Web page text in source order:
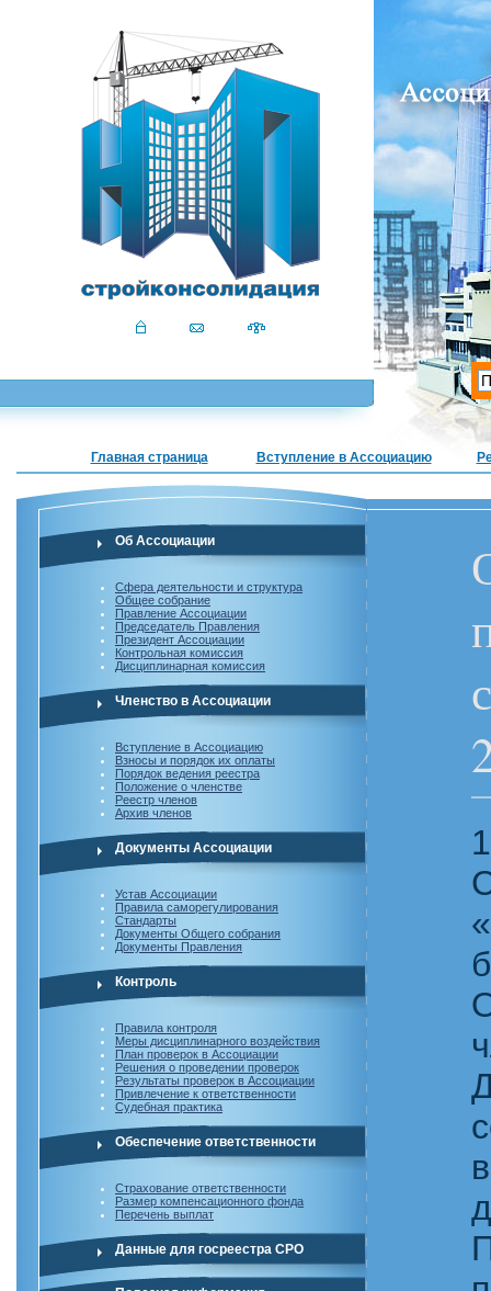
Главная страница Вступление в Ассоциацию
Об Ассоциации
Сфера деятельности и структура
Общее собрание
Правление Ассоциации
Председатель Правления
Президент Ассоциации
Контрольная комиссия
Дисциплинарная комиссия
Членство в Ассоциации
Вступление в Ассоциацию
Взносы и порядок их оплаты
Порядок ведения реестра
Положение о членстве
Реестр членов
Архив членов
Документы Ассоциации
Устав Ассоциации
Правила саморегулирования
Стандарты
Документы Общего собрания
Документы Правления
Контроль
Правила контроля
Меры дисциплинарного воздействия
План проверок в Ассоциации
Решения о проведении проверок
Результаты проверок в Ассоциации
Привлечение к ответственности
Судебная практика
Обеспечение ответственности
Страхование ответственности
Размер компенсационного фонда
Перечень выплат
Данные для госреестра СРО